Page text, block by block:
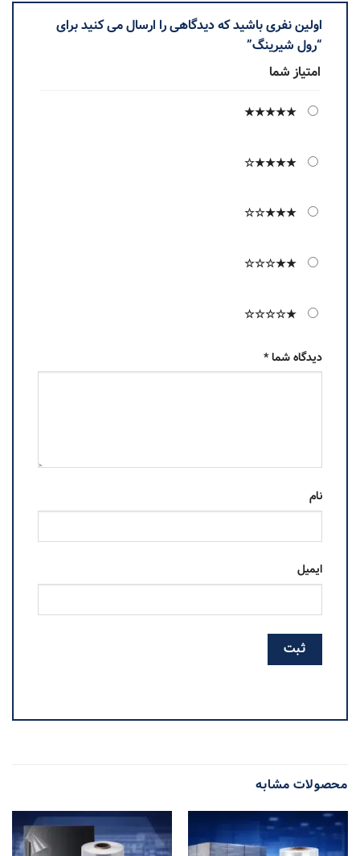
اولین نفری باشید که دیدگاهی را ارسال می کنید برای
“رول شیرینگ”
امتیاز شما
★★★★★
★★★★☆
★★★☆☆
★★☆☆☆
★☆☆☆☆
دیدگاه شما*
نام
ایمیل
محصولات مشابه